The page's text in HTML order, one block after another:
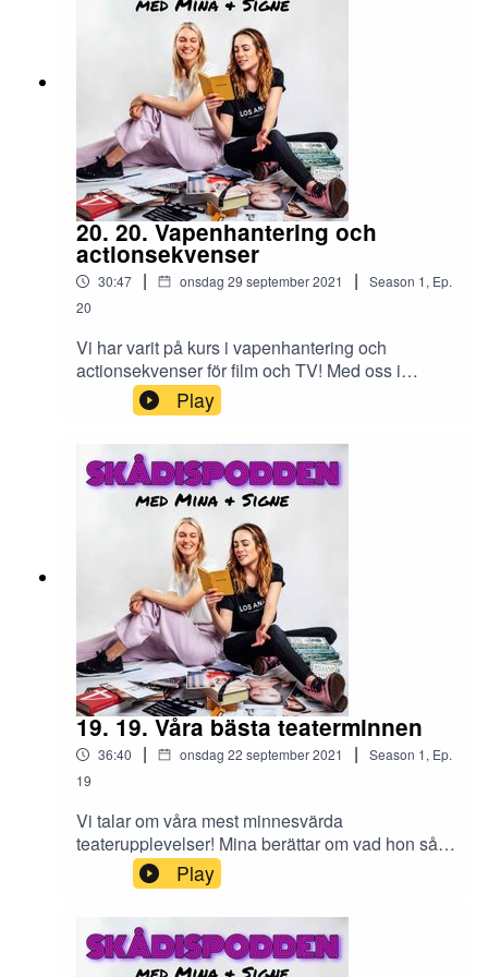
precis så som livet kan vara när man är
skådespelare.
20. 20. Vapenhantering och
actionsekvenser
30:47 | onsdag 29 september 2021 | Season 1, Ep.
20
Vi har varit på kurs i vapenhantering och
actionsekvenser för film och TV! Med oss i
studion finns kursens instruktör Robert
Bengtsson, som berättar om sin egen bakgrund
som skådespelare och musikalartist. Hur utbildar
man sig till vapeninstruktör, vad behöver man
kunna som skådis och är det realistiskt att man
rullar över bilar i actionfilm?
Play
19. 19. Våra bästa teaterminnen
36:40 | onsdag 22 september 2021 | Season 1, Ep.
19
Vi talar om våra mest minnesvärda
teaterupplevelser! Mina berättar om vad hon såg
den allra första gången hon gick på teater och
avslöjar också (till Signes chock och förfäran) att
hon inte tycker om musikaler! Signe minns
plötsligt en föreställning hon trodde var bortglömt
och delar också med sig av vad hon kallar för
Play